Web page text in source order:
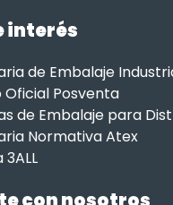
interés
de Embalaje
Oficial Posventa
de Embalaje para
Normativa Atex